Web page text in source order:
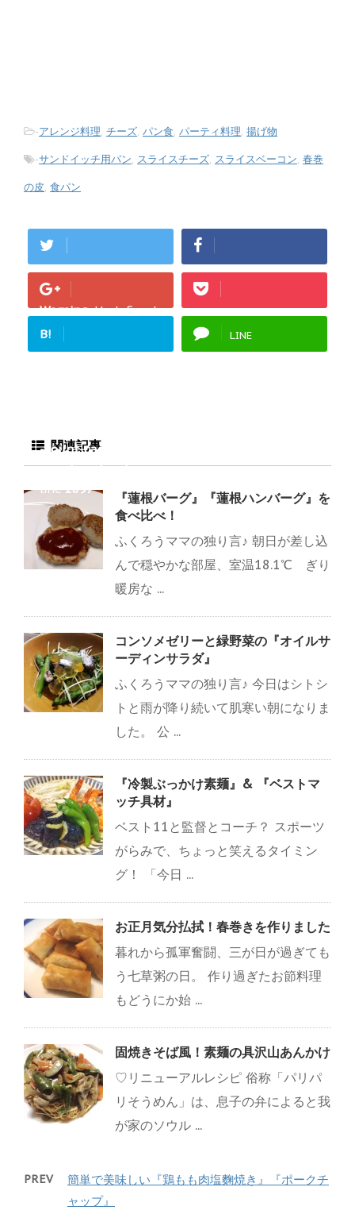
-アレンジ料理, チーズ, パン食, パーティ料理, 揚げ物
-サンドイッチ用パン, スライスチーズ, スライスベーコン, 春巻
の皮, 食パン
Warning: Undefined
array key "Google+"
in/home/fukurou-
-count-cache/sns-
count-cache.phpon
line2897
B! LINE
関連記事
『蓮根バーグ』『蓮根ハンバーグ』を
食べ比べ！
ふくろうママの独り言♪ 朝日が差し込
んで穏やかな部屋、室温18.1℃ ぎり
暖房な ...
コンソメゼリーと緑野菜の『オイルサ
ーディンサラダ』
ふくろうママの独り言♪ 今日はシトシ
トと雨が降り続いて肌寒い朝になりま
した。 公 ...
『冷製ぶっかけ素麺』& 『ベストマ
ッチ具材』
ベスト11と監督とコーチ？ スポーツ
がらみで、ちょっと笑えるタイミン
グ！ 「今日 ...
お正月気分払拭！春巻きを作りました
暮れから孤軍奮闘、三が日が過ぎても
う七草粥の日。 作り過ぎたお節料理
もどうにか始 ...
固焼きそば風！素麺の具沢山あんかけ
♡リニューアルレシピ 俗称「パリパ
リそうめん」は、息子の弁によると我
が家のソウル ...
PREV
簡単で美味しい『鶏もも肉塩麴焼き』『ポークチ
ャップ』